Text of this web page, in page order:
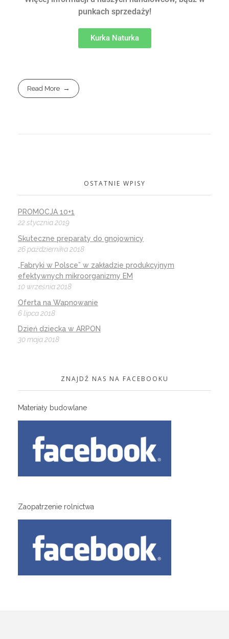
punkach sprzedaży!
Kurka Naturka
Read More
OSTATNIE WPISY
PROMOCJA 10+1
22 stycznia 2019
Skuteczne preparaty do gnojownicy
26 października 2018
„Fabryki w Polsce” w zakładzie produkcyjnym
efektywnych mikroorganizmy EM
10 września 2018
Oferta na Wapnowanie
6 lipca 2018
Dzień dziecka w ARPON
30 maja 2018
ZNAJDŹ NAS NA FACEBOOKU
Materiały budowlane
Zaopatrzenie rolnictwa